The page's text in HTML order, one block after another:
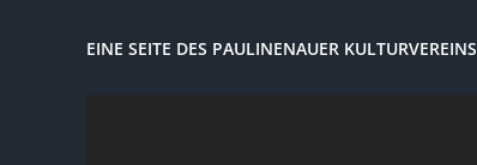
EINE SEITE DES PAULINENAUER KULTURVEREINS